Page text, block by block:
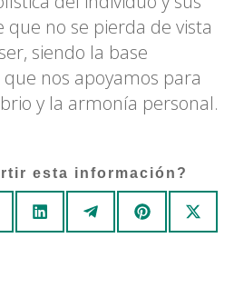
que no se pierda de vista
siendo la base
nos apoyamos para
y la armonía personal.
esta información?
Compartir
en
LinkedInCompartir
en
TelegramCompartir
en
Pinterest
en
X